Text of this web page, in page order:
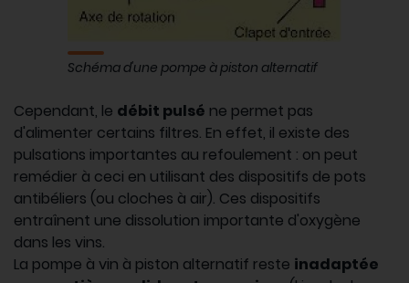
Schéma d'une pompe à piston alternatif
Cependant, le débit pulsé ne permet pas
d'alimenter certains filtres. En effet, il existe des
pulsations importantes au refoulement : on peut
remédier à ceci en utilisant des dispositifs de pots
antibéliers (ou cloches à air). Ces dispositifs
entraînent une dissolution importante d'oxygène
dans les vins.
La pompe à vin à piston alternatif reste inadaptée